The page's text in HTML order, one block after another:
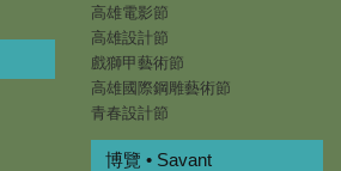
高雄電影節
高雄設計節
戲獅甲藝術節
高雄國際鋼雕藝術節
青春設計節
博覽 • Savant